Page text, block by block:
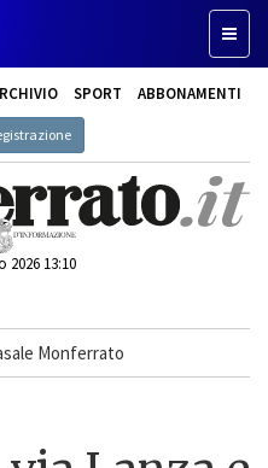
SPORT ABBONAMENTI
2026 13:10
Monferrato